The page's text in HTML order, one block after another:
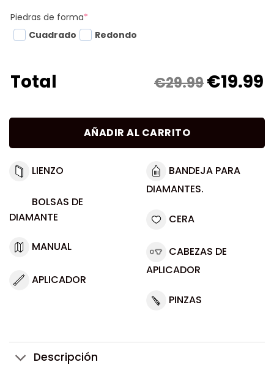
Piedras de forma*
Cuadrado
Redondo
Total €29.99€19.99
AÑADIR AL CARRITO
LIENZO
BOLSAS DE
DIAMANTE
MANUAL
APLICADOR
BANDEJA PARA
DIAMANTES.
CERA
CABEZAS DE
APLICADOR
PINZAS
Descripción